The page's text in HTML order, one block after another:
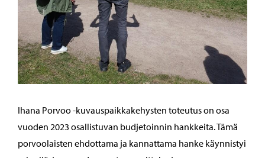
Ihana Porvoo -kuvauspaikkakehysten toteutus on osa
vuoden 2023 osallistuvan budjetoinnin hankkeita. Tämä
porvoolaisten ehdottama ja kannattama hanke käynnistyi